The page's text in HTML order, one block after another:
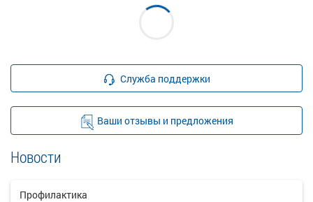
Служба поддержки
Ваши отзывы и предложения
Новости
Профилактика